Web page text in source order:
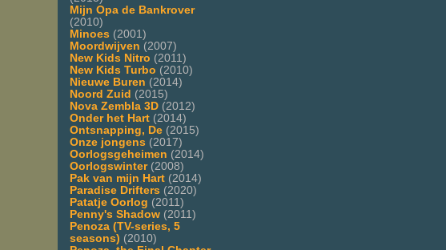
Mijn Opa de Bankrover
(2010)
Minoes (2001)
Moordwijven (2007)
New Kids Nitro (2011)
New Kids Turbo (2010)
Nieuwe Buren (2014)
Noord Zuid (2015)
Nova Zembla 3D (2012)
Onder het Hart (2014)
Ontsnapping, De (2015)
Onze jongens (2017)
Oorlogsgeheimen (2014)
Oorlogswinter(2008)
Pak van mijn Hart (2014)
Paradise Drifters (2020)
Patatje Oorlog (2011)
Penny's Shadow (2011)
Penoza (TV-series, 5
seasons) (2010)